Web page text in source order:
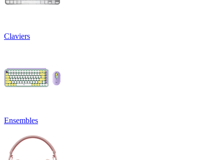
Claviers
Ensembles